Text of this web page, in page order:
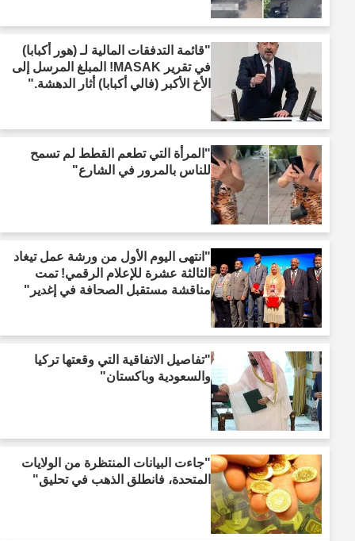
"قائمة التدفقات المالية لـ (هور أكبابا)
في تقرير MASAK! المبلغ المرسل إلى
الأخ الأكبر (فالي أكبابا) أثار الدهشة."
"المرأة التي تطعم القطط لم تسمح
للناس بالمرور في الشارع"
"انتهى اليوم الأول من ورشة عمل تيغاد
الثالثة عشرة للإعلام الرقمي! تمت
مناقشة مستقبل الصحافة في إغدير"
"تفاصيل الاتفاقية التي وقعتها تركيا
والسعودية وباكستان"
"جاءت البيانات المنتظرة من الولايات
المتحدة، فانطلق الذهب في تحليق"